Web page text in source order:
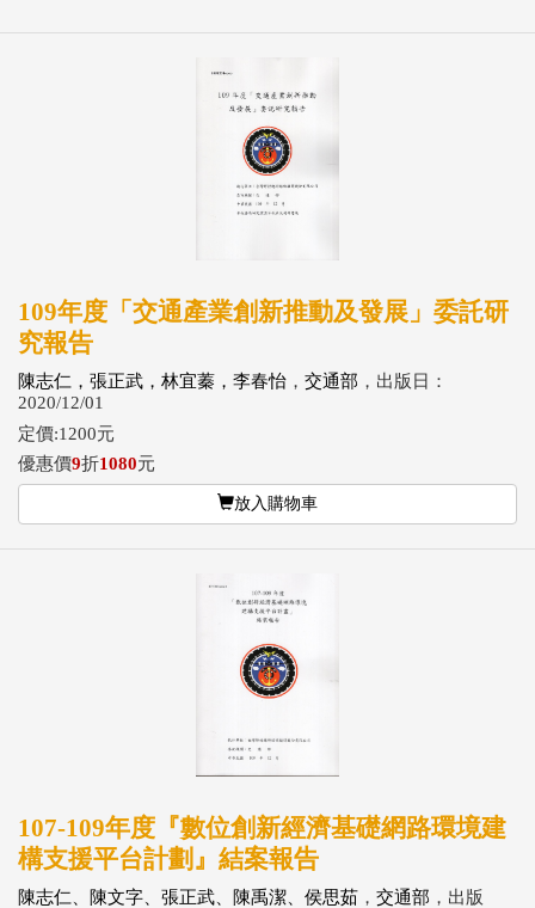
109年度「交通產業創新推動及發展」委託研
究報告
陳志仁，張正武，林宜蓁，李春怡 ， 交通部 ，出版日：
2020/12/01
定價:1200元
優惠價9折1080元
放入購物車
107-109年度『數位創新經濟基礎網路環境建
構支援平台計劃』結案報告
陳志仁、陳文字、張正武、陳禹潔、侯思茹 ， 交通部 ，出版